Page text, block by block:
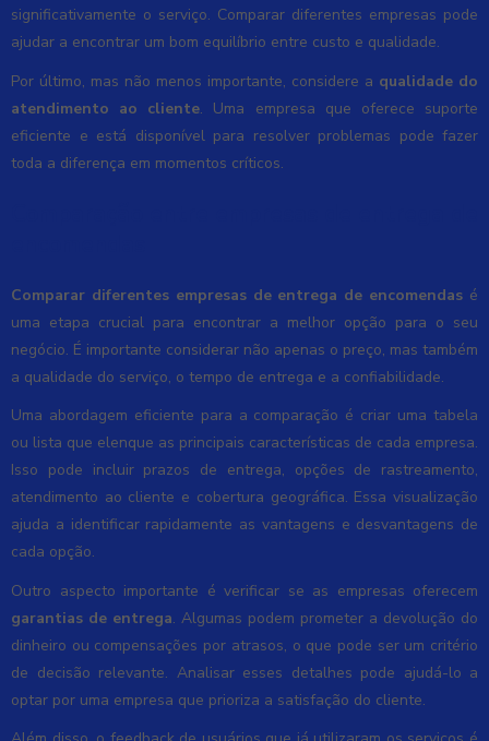
significativamente o serviço. Comparar diferentes empresas pode
ajudar a encontrar um bom equilíbrio entre custo e qualidade.
Por último, mas não menos importante, considere a qualidade do
atendimento ao cliente. Uma empresa que oferece suporte
eficiente e está disponível para resolver problemas pode fazer
toda a diferença em momentos críticos.
Comparar diferentes empresas de entrega de encomendas é
uma etapa crucial para encontrar a melhor opção para o seu
negócio. É importante considerar não apenas o preço, mas também
a qualidade do serviço, o tempo de entrega e a confiabilidade.
Uma abordagem eficiente para a comparação é criar uma tabela
ou lista que elenque as principais características de cada empresa.
Isso pode incluir prazos de entrega, opções de rastreamento,
atendimento ao cliente e cobertura geográfica. Essa visualização
ajuda a identificar rapidamente as vantagens e desvantagens de
cada opção.
Outro aspecto importante é verificar se as empresas oferecem
garantias de entrega. Algumas podem prometer a devolução do
dinheiro ou compensações por atrasos, o que pode ser um critério
de decisão relevante. Analisar esses detalhes pode ajudá-lo a
optar por uma empresa que prioriza a satisfação do cliente.